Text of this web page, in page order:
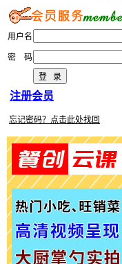
用户名
密 码
注册会员
忘记密码？点击此处找回